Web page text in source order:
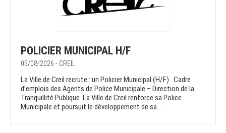
POLICIER MUNICIPAL H/F
05/08/2026 - CREIL
La Ville de Creil recrute : un Policier Municipal (H/F) Cadre
d’emplois des Agents de Police Municipale – Direction de la
Tranquillité Publique La Ville de Creil renforce sa Police
Municipale et poursuit le développement de sa...